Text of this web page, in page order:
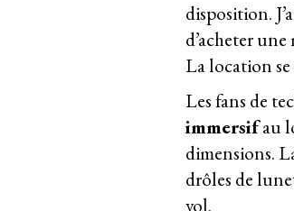
disposition.
d’acheter
La location
Les fans de
immersifau
dimensions.
drôles de
vol.